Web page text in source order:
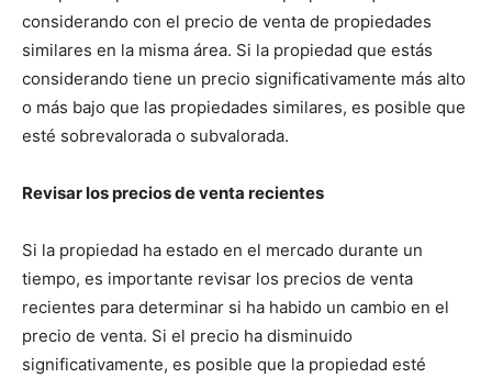
considerando con el precio de venta de propiedades
similares en la misma área. Si la propiedad que estás
considerando tiene un precio significativamente más alto
o más bajo que las propiedades similares, es posible que
esté sobrevalorada o subvalorada.
Revisar los precios de venta recientes
Si la propiedad ha estado en el mercado durante un
tiempo, es importante revisar los precios de venta
recientes para determinar si ha habido un cambio en el
precio de venta. Si el precio ha disminuido
significativamente, es posible que la propiedad esté